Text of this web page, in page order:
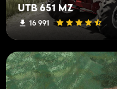
UTB 651 MZ
16 991